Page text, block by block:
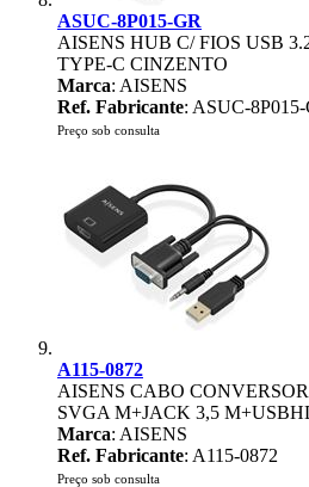
ASUC-8P015-GR
AISENS HUB C/ FIOS USB
TYPE-C CINZENTO
Marca: AISENS
Ref. Fabricante: ASUC-8P015-
Preço sob consulta
A115-0872
AISENS CABO
SVGA M+JACK 3,5
Marca: AISENS
Ref. Fabricante: A115-0872
Preço sob consulta